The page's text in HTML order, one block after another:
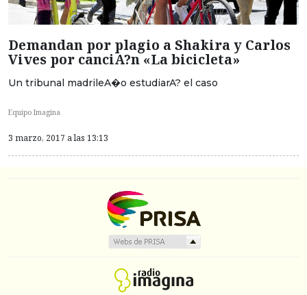
Demandan por plagio a Shakira y Carlos
Vives por canciA?n «La bicicleta»
Un tribunal madrileA�o estudiarA? el caso
Equipo Imagina
3 marzo, 2017 a las 13:13